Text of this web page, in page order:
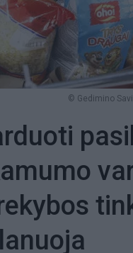
© Gedimino